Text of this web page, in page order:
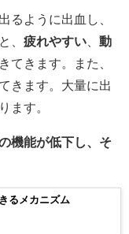
るように出血し、
、 疲れやすい
動
てきます。また、
きます。大量に出
ます。
機能が低下し、そ
るメカニズム